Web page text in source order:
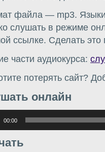
файла — mp3.
слушать в режиме
ссылке. Сделать
части аудиокурса:
потерять сайт?
онлайн
00:00